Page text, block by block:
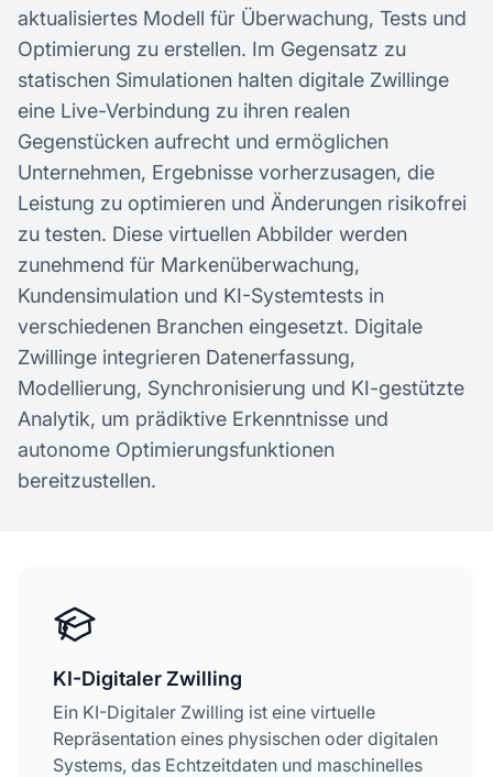
aktualisiertes Modell für Überwachung, Tests und
Optimierung zu erstellen. Im Gegensatz zu
statischen Simulationen halten digitale Zwillinge
eine Live-Verbindung zu ihren realen
Gegenstücken aufrecht und ermöglichen
Unternehmen, Ergebnisse vorherzusagen, die
Leistung zu optimieren und Änderungen risikofrei
zu testen. Diese virtuellen Abbilder werden
zunehmend für Markenüberwachung,
Kundensimulation und KI-Systemtests in
verschiedenen Branchen eingesetzt. Digitale
Zwillinge integrieren Datenerfassung,
Modellierung, Synchronisierung und KI-gestützte
Analytik, um prädiktive Erkenntnisse und
autonome Optimierungsfunktionen
bereitzustellen.
KI-Digitaler Zwilling
Ein KI-Digitaler Zwilling ist eine virtuelle
Repräsentation eines physischen oder digitalen
Systems, das Echtzeitdaten und maschinelles